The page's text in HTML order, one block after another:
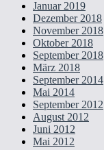
Januar 2019
Dezember 2018
November 2018
Oktober 2018
September 2018
März 2018
September 2014
Mai 2014
September 2012
August 2012
Juni 2012
Mai 2012